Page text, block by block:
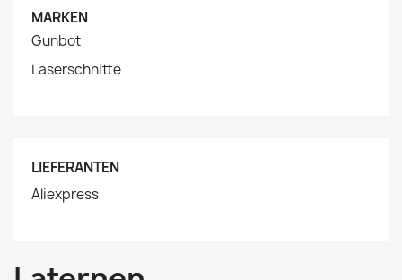
MARKEN
Gunbot
Laserschnitte
LIEFERANTEN
Aliexpress